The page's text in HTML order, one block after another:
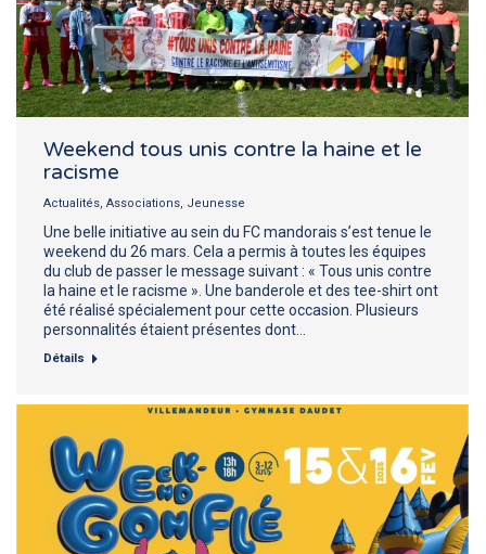
Weekend tous unis contre la haine et le
racisme
Actualités, Associations, Jeunesse
Une belle initiative au sein du FC mandorais s’est tenue le
weekend du 26 mars. Cela a permis à toutes les équipes
du club de passer le message suivant : « Tous unis contre
la haine et le racisme ». Une banderole et des tee-shirt ont
été réalisé spécialement pour cette occasion. Plusieurs
personnalités étaient présentes dont…
Détails